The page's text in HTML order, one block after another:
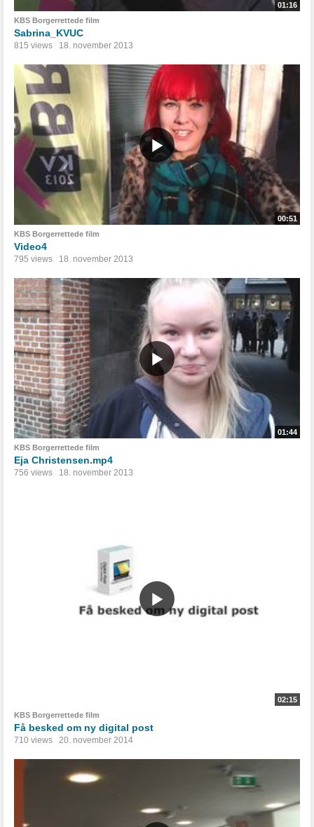
01:16
KBS Borgerrettede film
Sabrina_KVUC
815 views 18. november 2013
00:51
KBS Borgerrettede film
Video4
795 views 18. november 2013
01:44
KBS Borgerrettede film
Eja Christensen.mp4
756 views 18. november 2013
02:15
KBS Borgerrettede film
Få besked om ny digital post
710 views 20. november 2014